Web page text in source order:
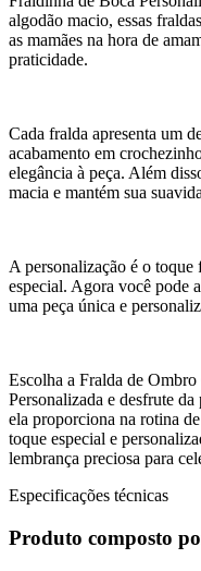
algodão macio, essas
as mamães na hora de
praticidade.
Cada fralda apresenta um
acabamento em
elegância à peça. Além
macia e mantém sua
A personalização é o toque
especial. Agora você pode
uma peça única e
Escolha a Fralda de
Personalizada e desfrute
ela proporciona na rotina
toque especial e
lembrança preciosa para
Especificações técnicas
Produto composto